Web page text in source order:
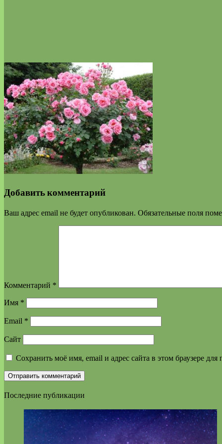
Добавить комментарий
Ваш адрес email не будет опубликован. Обязательные поля
Комментарий *
Имя *
Email *
Сайт
Сохранить моё имя, email и адрес сайта в этом браузере
Последние публикации